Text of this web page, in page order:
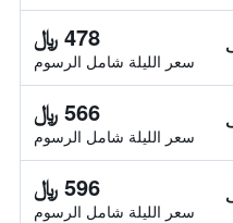
478 ﷼
سعر الليلة شامل الرسوم
566 ﷼
سعر الليلة شامل الرسوم
596 ﷼
سعر الليلة شامل الرسوم